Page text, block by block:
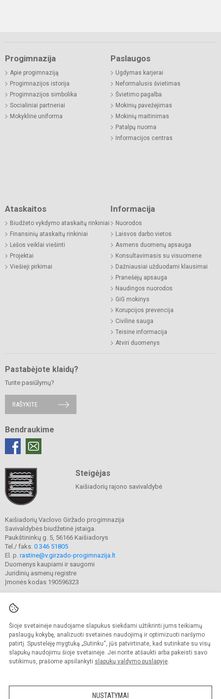
Šioje svetainėje naudojame slapukus siekdami užtikrinti jums teikiamų
paslaugų kokybę, analizuoti svetainės naudojimą ir optimizuoti naršymo
patirtį. Spustelėję mygtuką „Sutinku“, jūs patvirtinate, kad sutinkate su visų
slapukų naudojimu šioje svetainėje. Jei norite atšaukti arba pakeisti savo
sutikimus, prašome apsilankyti slapukų valdymo puslapyje.
NUSTATYMAI
Progimnazija
Apie progimnaziją
Progimnazijos istorija
Progimnazijos simbolika
Socialiniai partneriai
Mokyklinė uniforma
Paslaugos
Ugdymas karjerai
Neformalusis švietimas
Švietimo pagalba
Mokinių pavežėjimas
Mokinių maitinimas
Patalpų nuoma
Informacijos centras
Ataskaitos
Biudžeto vykdymo ataskaitų rinkiniai
Finansinių ataskaitų rinkiniai
Lėšos veiklai viešinti
Projektai
Viešieji pirkimai
Informacija
Nuorodos
Laisvos darbo vietos
Asmens duomenų apsauga
Konsultavimasis su visuomene
Dažniausiai užduodami klausimai
Pranešėjų apsauga
Naudingos nuorodos
GiG mokinys
Korupcijos prevencija
Civilinė sauga
Teisinė informacija
Atviri duomenys
Pastabėjote klaidų?
Turite pasiūlymų?
RAŠYKITE
Bendraukime
Steigėjas
Kaišiadorių rajono savivaldybė
Kaišiadorių Vaclovo Giržado progimnazija
Savivaldybės biudžetinė įstaiga.
Paukštininkų g. 5, 56166 Kaišiadorys
Tel./ faks. 0 346 51805
El. p. rastine@v.girzado-progimnazija.lt
Duomenys kaupiami ir saugomi
Juridinių asmenų registre
Įmonės kodas 190596323
© 2020. Kaišiadorių Vaclovo Giržado progimnazija. Visos teisės saugomos.
Kopijuoti turinį be raštiško gimnazijos sutikimo griežtai draudžiama.
Prieinamumo paraiška Slapukų valdymas
Sumanus būdas atnaujinti